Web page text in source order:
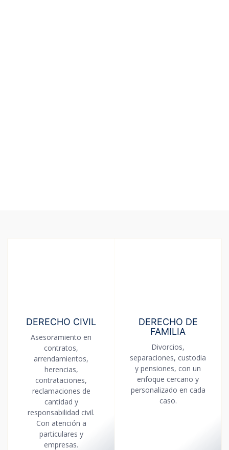
DERECHO CIVIL
Asesoramiento en
contratos,
arrendamientos,
herencias,
contrataciones,
reclamaciones de
cantidad y
responsabilidad civil.
Con atención a
particulares y
empresas.
DERECHO DE
FAMILIA
Divorcios,
separaciones, custodia
y pensiones, con un
enfoque cercano y
personalizado en cada
caso.